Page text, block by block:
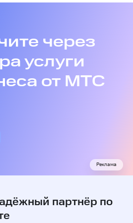
через
услуги
от МТС
Реклама
партнёр по